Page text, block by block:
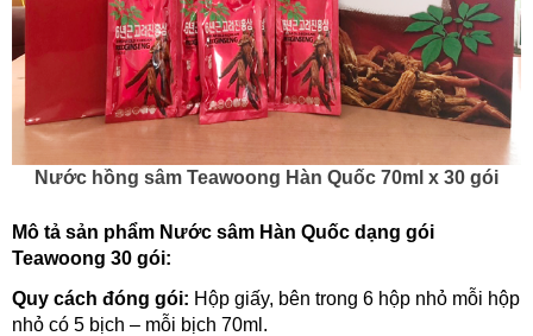
Nước hồng sâm Teawoong Hàn Quốc 70ml x 30 gói
Mô tả sản phẩm Nước sâm Hàn Quốc dạng gói
Teawoong 30 gói:
Quy cách đóng gói: Hộp giấy, bên trong 6 hộp nhỏ mỗi hộp
nhỏ có 5 bịch – mỗi bịch 70ml.